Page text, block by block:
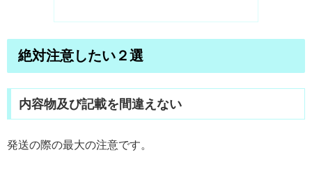
絶対注意したい２選
内容物及び記載を間違えない
発送の際の最大の注意です。